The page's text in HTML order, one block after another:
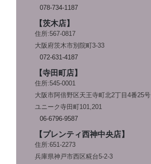
078-734-1187
【茨木店】
住所:567-0817
大阪府茨木市別院町3-33
072-631-4187
【寺田町店】
住所:545-0001
大阪市阿倍野区天王寺町北2丁目4番25号
ユニーク寺田町101,201
06-6796-9587
【プレンティ西神中央店】
住所:651-2273
兵庫県神戸市西区糀台5-2-3